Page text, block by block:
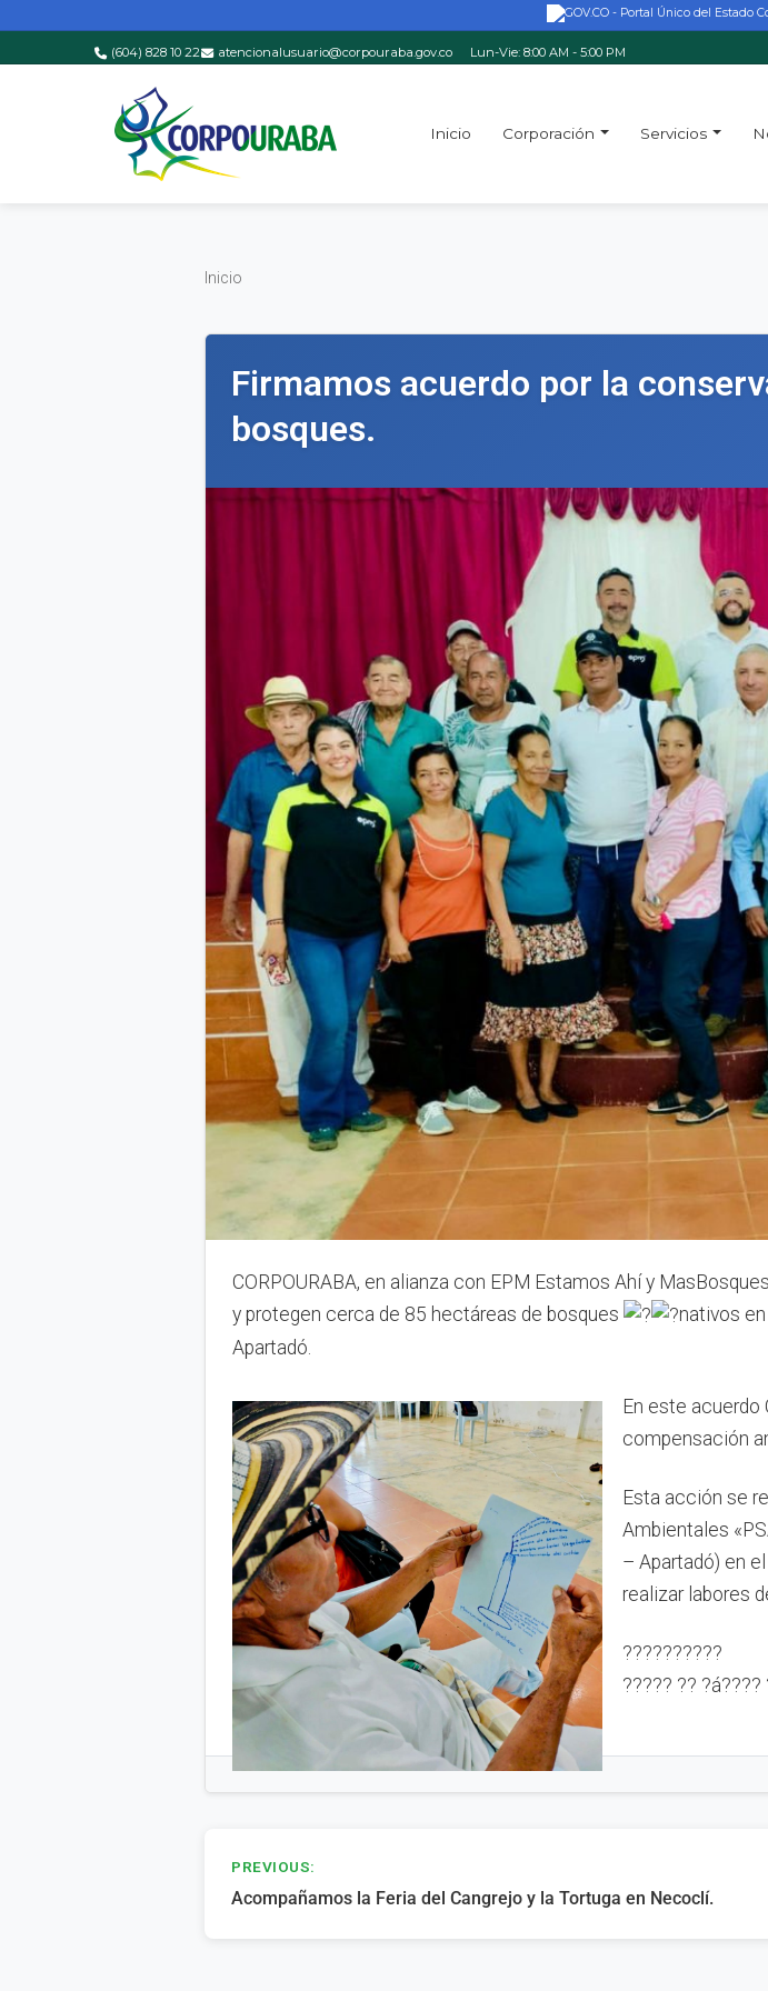
Saltar al contenido principal
(604) 828 10 22 atencionalusuario@corpouraba.gov.co Lun-Vie: 8:00 AM - 5:00 PM
Inicio Corporación Servicios
Inicio
Inicio
Firmamos acuerdo por la
bosques.
CORPOURABA, en alianza con EPM Estamos Ahí y
y protegen cerca de 85 hectáreas de bosques
nativos
Apartadó.
En este acuerdo
compensación
Esta acción se
Ambientales
– Apartadó) en
realizar labores
??????????
????? ?? ?á????
Navegación
de
PREVIOUS:
Acompañamos la Feria del Cangrejo y la Tortuga en Necoclí.